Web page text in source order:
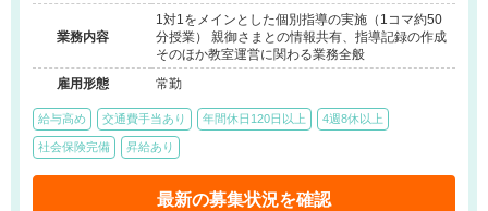
業務内容
1対1をメインとした個別指導の実施（1コマ約50
分授業） 親御さまとの情報共有、指導記録の作成
そのほか教室運営に関わる業務全般
雇用形態
常勤
給与高め 交通費手当あり 年間休日120日以上 4週8休以上
社会保険完備 昇給あり
最新の募集状況を確認